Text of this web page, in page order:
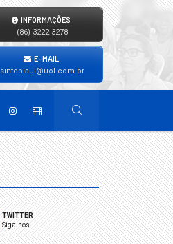
INFORMAÇÕES
(86) 3222-3278
E-MAIL
sintepiaui@uol.com.br
TWITTER
Siga-nos